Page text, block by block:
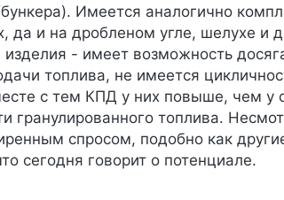
Имеется аналогично
да и на дробленом угле, шелухе и
- имеет возможность
топлива, не имеется
с тем КПД у них повыше, чем у
гранулированного топлива.
спросом, подобно как
сегодня говорит о потенциале.